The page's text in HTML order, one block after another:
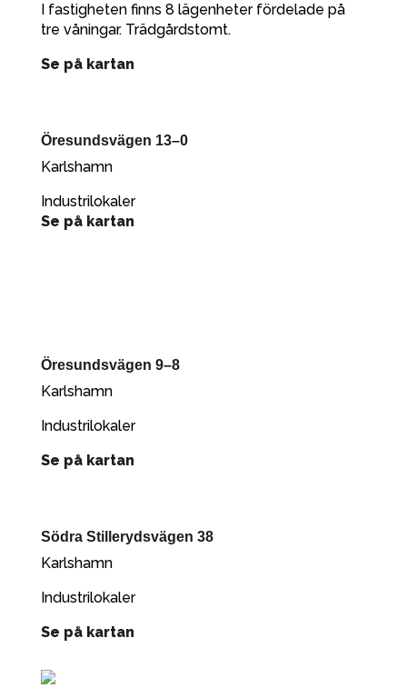
I fastigheten finns 8 lägenheter fördelade på
tre våningar. Trädgårdstomt.
Se på kartan
Öresundsvägen 13–0
Karlshamn
Industrilokaler
Se på kartan
Öresundsvägen 9–8
Karlshamn
Industrilokaler
Se på kartan
Södra Stillerydsvägen 38
Karlshamn
Industrilokaler
Se på kartan